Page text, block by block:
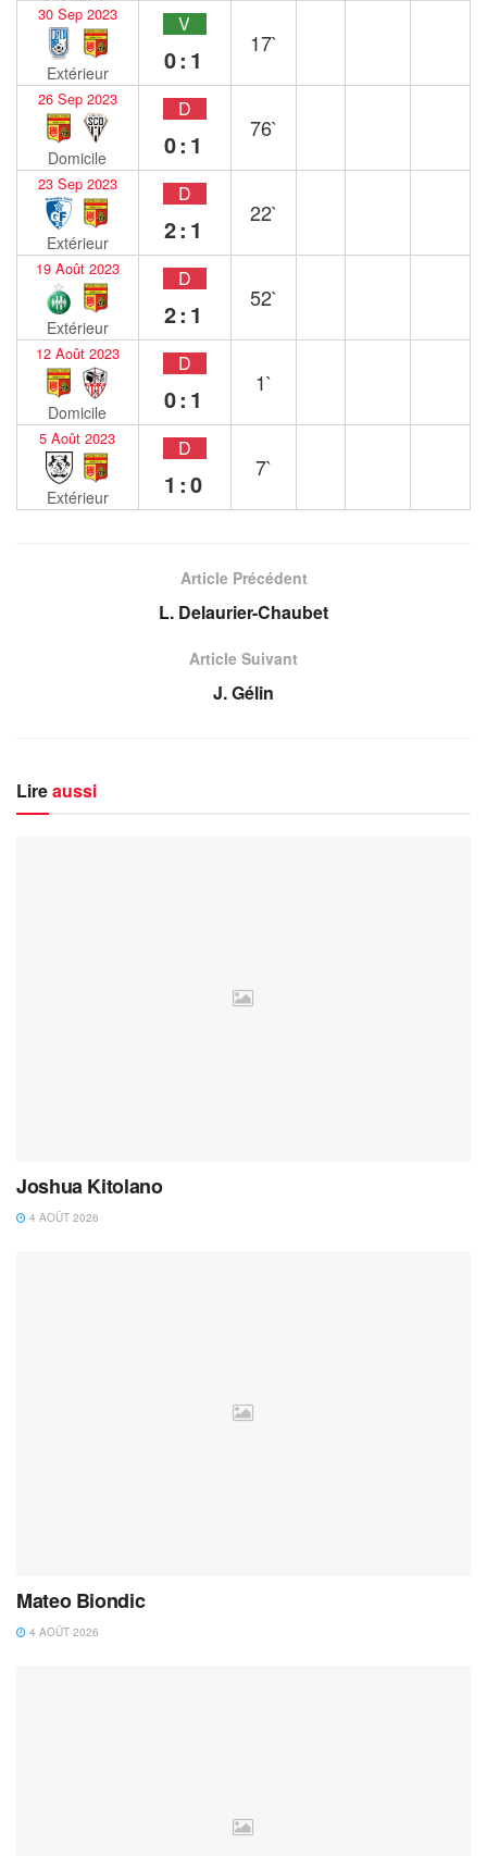
30 Sep 2023
Extérieur
V
0:1
17`
26 Sep 2023
Domicile
D
0:1
76`
23 Sep 2023
Extérieur
D
2:1
22`
19 Août 2023
Extérieur
D
2:1
52`
12 Août 2023
Domicile
D
0:1
1`
5 Août 2023
Extérieur
D
1:0
7`
Article Précédent
L. Delaurier-Chaubet
Article Suivant
J. Gélin
Lireaussi
Joshua Kitolano
4 AOÛT 2026
Mateo Biondic
4 AOÛT 2026